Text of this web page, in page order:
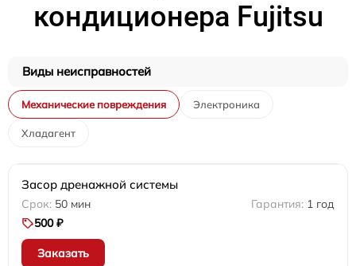
кондиционера Fujitsu
Виды неисправностей
Механические повреждения Электроника
Хладагент
Засор дренажной системы
50 мин
1 год
500 ₽
Заказать